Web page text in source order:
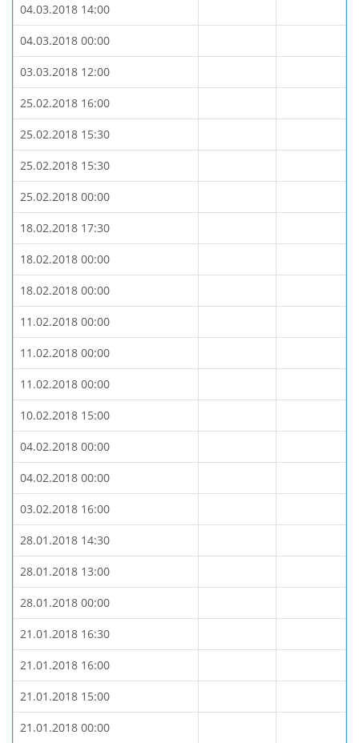
04.03.2018 14:00
04.03.2018 00:00
03.03.2018 12:00
25.02.2018 16:00
25.02.2018 15:30
25.02.2018 15:30
25.02.2018 00:00
18.02.2018 17:30
18.02.2018 00:00
18.02.2018 00:00
11.02.2018 00:00
11.02.2018 00:00
11.02.2018 00:00
10.02.2018 15:00
04.02.2018 00:00
04.02.2018 00:00
03.02.2018 16:00
28.01.2018 14:30
28.01.2018 13:00
28.01.2018 00:00
21.01.2018 16:30
21.01.2018 16:00
21.01.2018 15:00
21.01.2018 00:00